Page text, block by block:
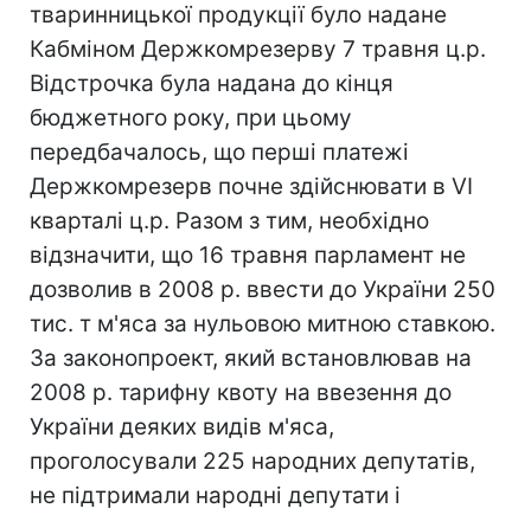
тваринницької продукції було надане
Кабміном Держкомрезерву 7 травня ц.р.
Відстрочка була надана до кінця
бюджетного року, при цьому
передбачалось, що перші платежі
Держкомрезерв почне здійснювати в VI
кварталі ц.р. Разом з тим, необхідно
відзначити, що 16 травня парламент не
дозволив в 2008 р. ввести до України 250
тис. т м'яса за нульовою митною ставкою.
За законопроект, який встановлював на
2008 р. тарифну квоту на ввезення до
України деяких видів м'яса,
проголосували 225 народних депутатів,
не підтримали народні депутати і